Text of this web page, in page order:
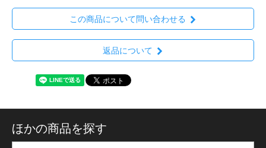
この商品について問い合わせる
返品について
ほかの商品を探す